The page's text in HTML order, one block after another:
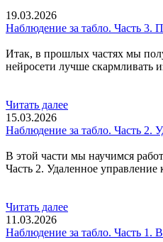
19.03.2026
Наблюдение за табло. Часть 3.
Итак, в прошлых частях мы
нейросети лучше скармливать
Читать далее
15.03.2026
Наблюдение за табло. Часть 2.
В этой части мы научимся
Часть 2. Удаленное
Читать далее
11.03.2026
Наблюдение за табло. Часть 1.